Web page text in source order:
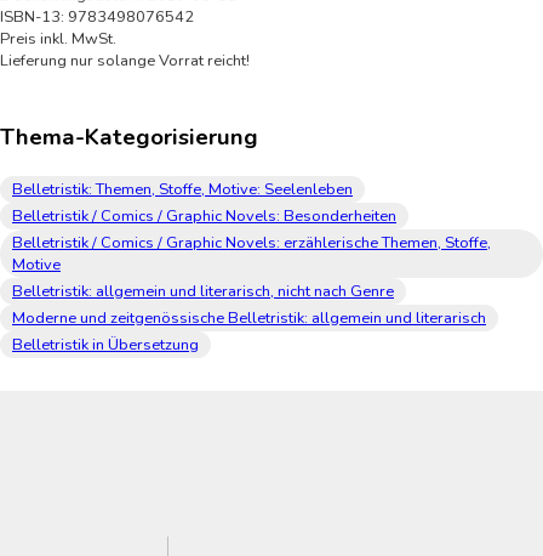
ISBN-13: 9783498076542
Preis inkl. MwSt.
Lieferung nur solange Vorrat reicht!
Thema-Kategorisierung
Belletristik: Themen, Stoffe, Motive: Seelenleben
Belletristik / Comics / Graphic Novels: Besonderheiten
Belletristik / Comics / Graphic Novels: erzählerische Themen, Stoffe,
Motive
Belletristik: allgemein und literarisch, nicht nach Genre
Moderne und zeitgenössische Belletristik: allgemein und literarisch
Belletristik in Übersetzung